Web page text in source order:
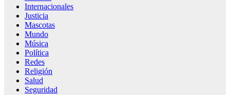
Internacionales
Justicia
Mascotas
Mundo
Música
Política
Redes
Religión
Salud
Seguridad